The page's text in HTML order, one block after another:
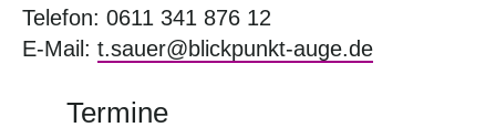
Telefon: 0611 341 876 12
E-Mail: t.sauer@blickpunkt-auge.de
Termine